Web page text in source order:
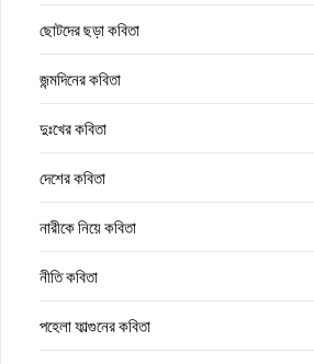
ছোটদের ছড়া কবিতা
জন্মদিনের কবিতা
দুঃখের কবিতা
দেশের কবিতা
নারীকে নিয়ে কবিতা
নীতি কবিতা
পহেলা ফাল্গুনের কবিতা